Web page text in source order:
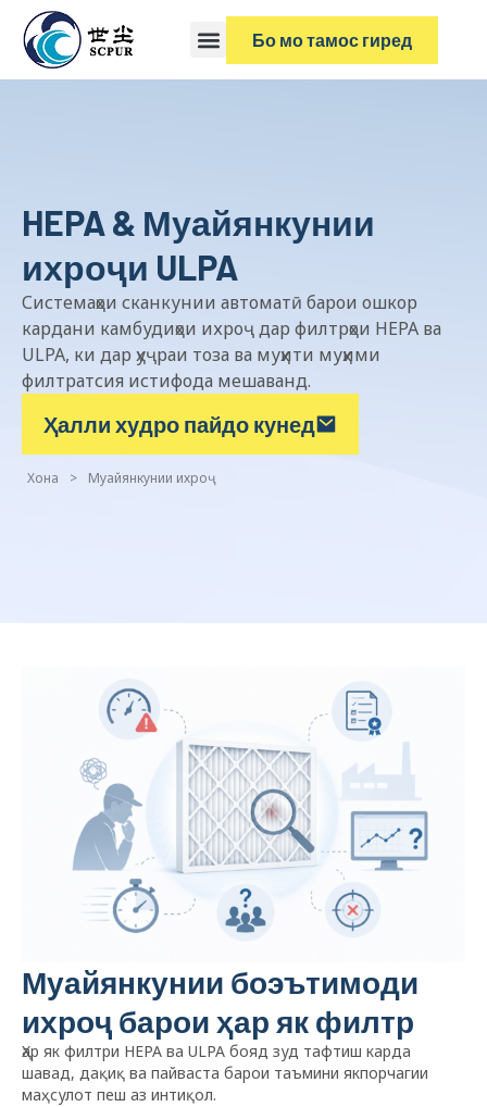
Бо мо тамос гиред
HEPA & Муайянкунии
ихроҷи ULPA
Системаҳои сканкунии автоматӣ барои ошкор
кардани камбудиҳои ихроҷ дар филтрҳои HEPA ва
ULPA, ки дар ҳуҷраи тоза ва муҳити муҳими
филтратсия истифода мешаванд.
Ҳалли худро пайдо кунед
Хона > Муайянкунии ихроҷ
Муайянкунии боэътимоди
ихроҷ барои ҳар як филтр
Ҳар як филтри HEPA ва ULPA бояд зуд тафтиш карда
шавад, дақиқ ва пайваста барои таъмини якпорчагии
маҳсулот пеш аз интиқол.